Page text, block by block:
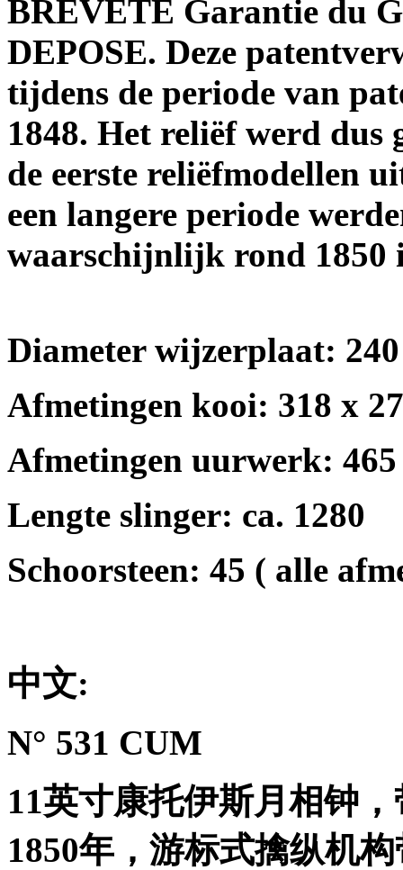
BREVETE Garantie du
DEPOSE. Deze
tijdens de periode van
1848. Het reliëf werd dus
de eerste reliëfmodellen
een langere periode
waarschijnlijk rond 1850
Diameter wijzerplaat: 240
Afmetingen kooi: 318 x
Afmetingen uurwerk:
Lengte slinger: ca. 1280
Schoorsteen: 45 ( alle
中文:
N° 531 CUM
11英寸康托伊斯月相钟
1850年，游标式擒纵机